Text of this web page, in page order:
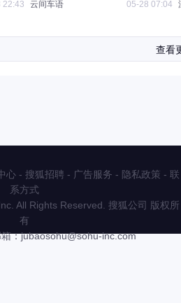
22:43 云间车语 05-28 07:04
查看
心 - 搜狐招聘 - 广告服务 - 隐私政策 - 联
系方式
All Rights Reserved. 搜狐公司 版权所
有
：jubaosohu@sohu-inc.com